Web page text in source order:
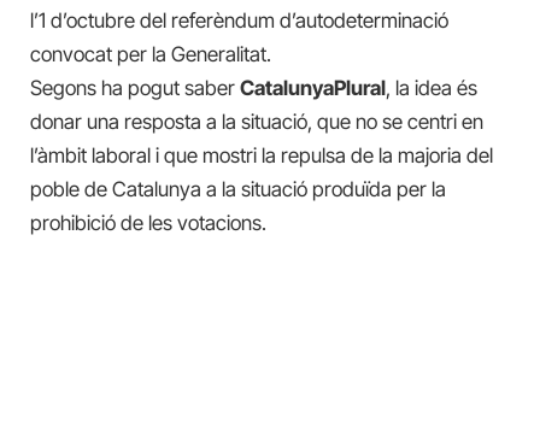
l’1 d’octubre del referèndum d’autodeterminació
convocat per la Generalitat.
Segons ha pogut saber CatalunyaPlural, la idea és
donar una resposta a la situació, que no se centri en
l’àmbit laboral i que mostri la repulsa de la majoria del
poble de Catalunya a la situació produïda per la
prohibició de les votacions.